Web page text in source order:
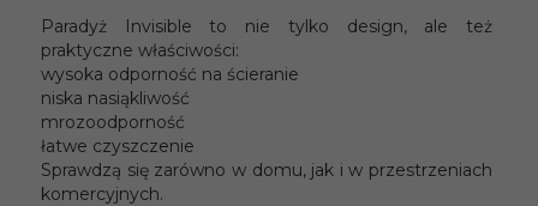
Paradyż Invisible to nie tylko design, ale też
praktyczne właściwości:
wysoka odporność na ścieranie
niska nasiąkliwość
mrozoodporność
łatwe czyszczenie
Sprawdzą się zarówno w domu, jak i w przestrzeniach
komercyjnych.